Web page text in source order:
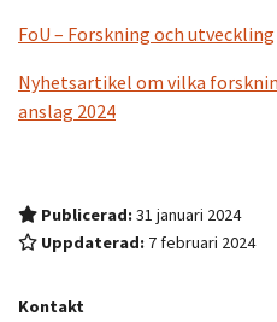
FoU – Forskning och utveckling
Nyhetsartikel om vilka
anslag 2024
Publicerad:31 januari 2024
Uppdaterad: 7 februari 2024
Kontakt